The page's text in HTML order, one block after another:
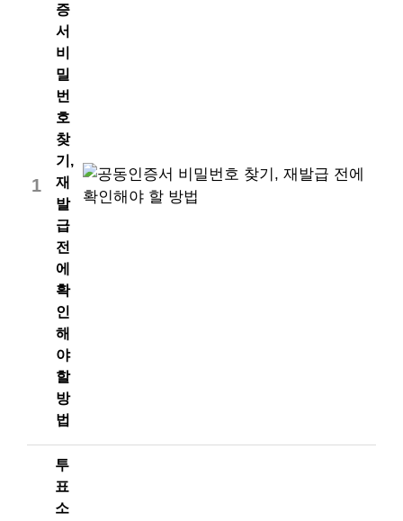
1
증
서
비
밀
번
호
찾
기,
재
발
급
전
에
확
인
해
야
할
방
법
투
표
소